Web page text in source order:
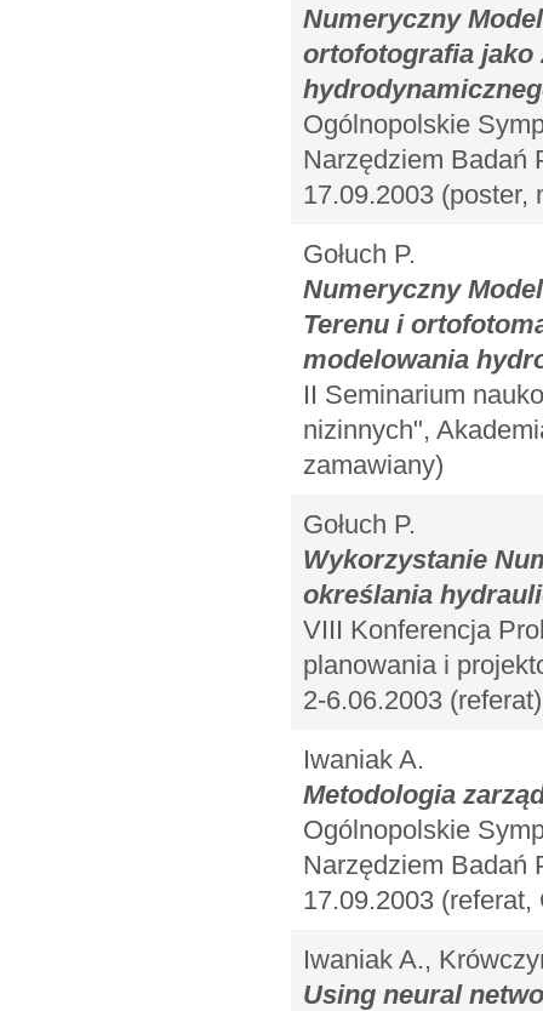
Numeryczny
ortofotografia jako
Ogólnopolskie
Narzędziem Badań
17.09.2003 (poster,
Gołuch P.
Numeryczny
Terenu i
modelowania
II Seminarium
nizinnych",
zamawiany)
Gołuch P.
Wykorzystanie
określania
VIII Konferencja
planowania i
2-6.06.2003 (referat)
Iwaniak A.
Metodologia
Ogólnopolskie
Narzędziem Badań
17.09.2003
Iwaniak A.,
Using neural